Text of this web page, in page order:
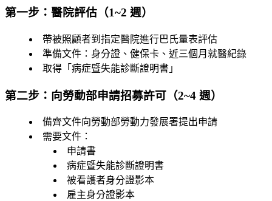
第一步：醫院評估（1~2 週）
帶被照顧者到指定醫院進行巴氏量表評估
準備文件：身分證、健保卡、近三個月就醫紀錄
取得「病症暨失能診斷證明書」
第二步：向勞動部申請招募許可（2~4 週）
備齊文件向勞動部勞動力發展署提出申請
需要文件：
申請書
病症暨失能診斷證明書
被看護者身分證影本
雇主身分證影本